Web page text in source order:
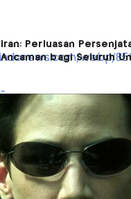
Iran: Perluasan
Ancaman bagi Seluruh